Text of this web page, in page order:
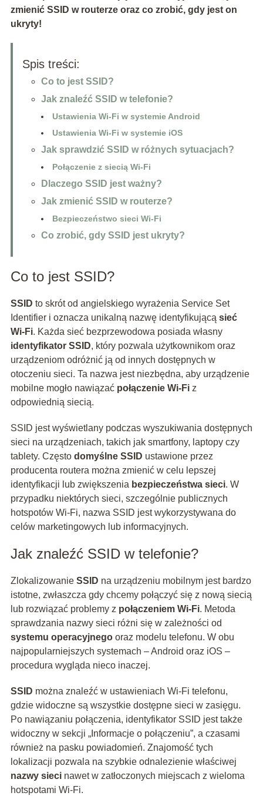
zmienić SSID w routerze oraz co zrobić, gdy jest on
ukryty!
Spis treści:
Co to jest SSID?
Jak znaleźć SSID w telefonie?
Ustawienia Wi-Fi w systemie Android
Ustawienia Wi-Fi w systemie iOS
Jak sprawdzić SSID w różnych sytuacjach?
Połączenie z siecią Wi-Fi
Dlaczego SSID jest ważny?
Jak zmienić SSID w routerze?
Bezpieczeństwo sieci Wi-Fi
Co zrobić, gdy SSID jest ukryty?
Co to jest SSID?
SSID to skrót od angielskiego wyrażenia Service Set
Identifier i oznacza unikalną nazwę identyfikującą sieć
Wi-Fi. Każda sieć bezprzewodowa posiada własny
identyfikator SSID, który pozwala użytkownikom oraz
urządzeniom odróżnić ją od innych dostępnych w
otoczeniu sieci. Ta nazwa jest niezbędna, aby urządzenie
mobilne mogło nawiązać połączenie Wi-Fiz
odpowiednią siecią.
SSID jest wyświetlany podczas wyszukiwania dostępnych
sieci na urządzeniach, takich jak smartfony, laptopy czy
tablety. Często domyślne SSID ustawione przez
producenta routera można zmienić w celu lepszej
identyfikacji lub zwiększenia bezpieczeństwa sieci. W
przypadku niektórych sieci, szczególnie publicznych
hotspotów Wi-Fi, nazwa SSID jest wykorzystywana do
celów marketingowych lub informacyjnych.
Jak znaleźć SSID w telefonie?
Zlokalizowanie SSID na urządzeniu mobilnym jest bardzo
istotne, zwłaszcza gdy chcemy połączyć się z nową siecią
lub rozwiązać problemy z połączeniem Wi-Fi. Metoda
sprawdzania nazwy sieci różni się w zależności od
systemu operacyjnegooraz modelu telefonu. W obu
najpopularniejszych systemach – Android oraz iOS –
procedura wygląda nieco inaczej.
SSID można znaleźć w ustawieniach Wi-Fi telefonu,
gdzie widoczne są wszystkie dostępne sieci w zasięgu.
Po nawiązaniu połączenia, identyfikator SSID jest także
widoczny w sekcji „Informacje o połączeniu”, a czasami
również na pasku powiadomień. Znajomość tych
lokalizacji pozwala na szybkie odnalezienie właściwej
nazwy siecinawet w zatłoczonych miejscach z wieloma
hotspotami Wi-Fi.